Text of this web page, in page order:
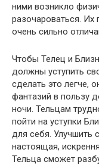
ними возникло
разочароваться. Их
очень сильно
Чтобы Телец и
должны уступить
сделать это легче,
фантазий в пользу
ночи. Тельцам
пойти на уступки
для себя. Улучшить
настоящая,
Тельца сможет